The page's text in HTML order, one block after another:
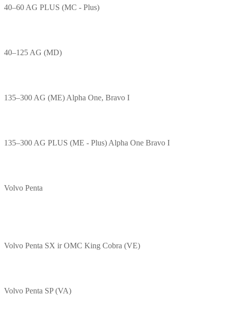
40–60 AG PLUS (MC - Plus)
40–125 AG (MD)
135–300 AG (ME) Alpha One, Bravo I
135–300 AG PLUS (ME - Plus) Alpha One Bravo I
Volvo Penta
Volvo Penta SX ir OMC King Cobra (VE)
Volvo Penta SP (VA)